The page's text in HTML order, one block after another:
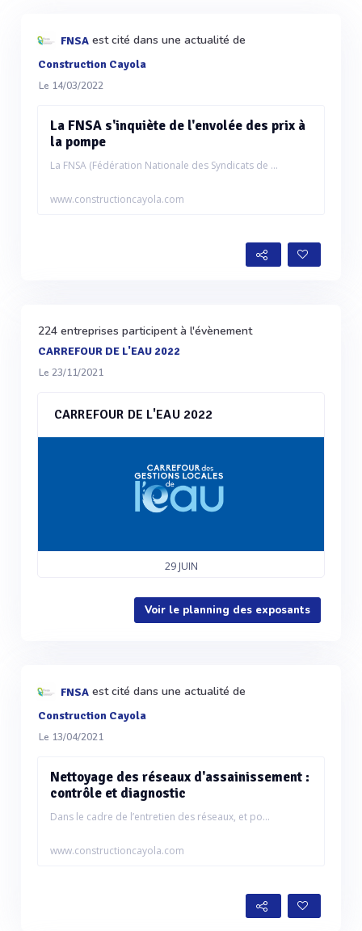
FNSA est cité dans une actualité de
Construction Cayola
Le 14/03/2022
La FNSA s'inquiète de l'envolée des prix à
la pompe
La FNSA (Fédération Nationale des Syndicats de ...
www.constructioncayola.com
224 entreprises participent à l'évènement
CARREFOUR DE L'EAU 2022
Le 23/11/2021
CARREFOUR DE L'EAU 2022
29 JUIN
Voir le planning des exposants
FNSA est cité dans une actualité de
Construction Cayola
Le 13/04/2021
Nettoyage des réseaux d'assainissement :
contrôle et diagnostic
Dans le cadre de l’entretien des réseaux, et po...
www.constructioncayola.com